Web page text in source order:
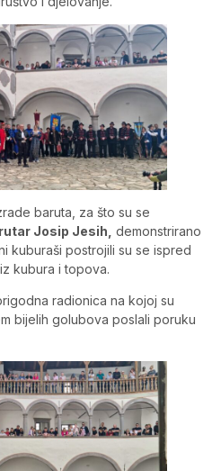
baruta, za što su se
Josip Jesih, demonstrirano
kuburaši postrojili su se ispred
kubura i topova.
radionica na kojoj su
bijelih golubova poslali poruku